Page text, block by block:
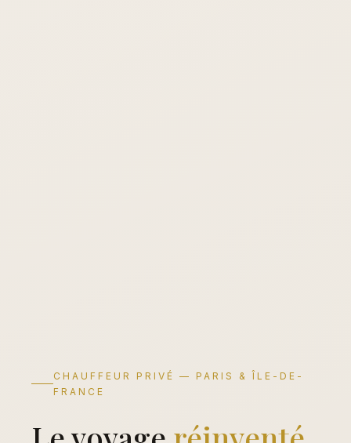
CHAUFFEUR PRIVÉ — PARIS & ÎLE-DE-
FRANCE